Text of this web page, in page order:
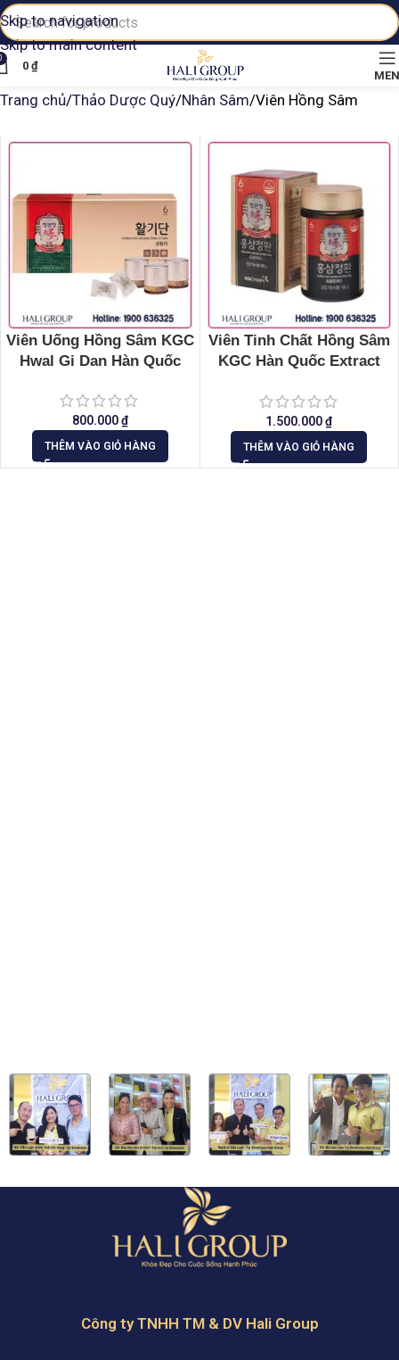
Skip to navigation
Skip to main content
0 ₫
Trang chủ Thảo Dược Quý Nhân Sâm Viên Hồng Sâm
Viên Uống Hồng Sâm KGC
Hwal Gi Dan Hàn Quốc
800.000₫
THÊM VÀO GIỎ HÀNG
Viên Tinh Chất Hồng Sâm
KGC Hàn Quốc Extract
1.500.000₫
THÊM VÀO GIỎ HÀNG
Công ty TNHH TM & DV Hali Group